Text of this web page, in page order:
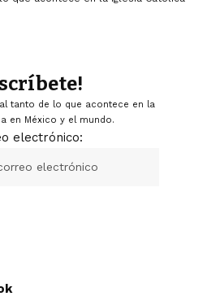
tanto de lo que acontece en la
en México y el mundo.
electrónico: